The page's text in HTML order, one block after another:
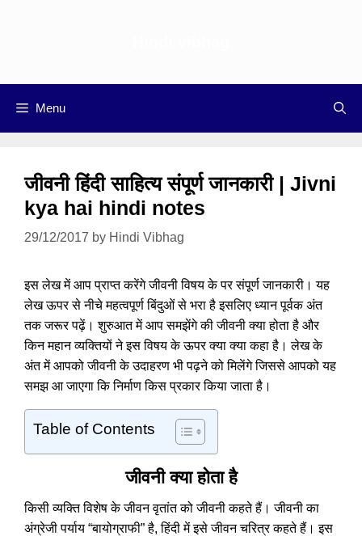
Menu
जीवनी हिंदी साहित्य संपूर्ण जानकारी | Jivni
kya hai hindi notes
29/12/2017 by Hindi Vibhag
इस लेख में आप प्राप्त करेंगे जीवनी विषय के पर संपूर्ण जानकारी। यह
लेख ऊपर से नीचे महत्वपूर्ण बिंदुओं से भरा है इसलिए ध्यान पूर्वक अंत
तक जरूर पढ़ें। शुरुआत में आप समझेंगे की जीवनी क्या होता है और
किन महान व्यक्तियों ने इस विषय के ऊपर क्या क्या कहा है। लेख के
अंत में आपको जीवनी के उदाहरण भी पढ़ने को मिलेंगे जिससे आपको यह
समझ आ जाएगा कि निर्माण किस प्रकार किया जाता है।
Table of Contents
जीवनी क्या होता है
किसी व्यक्ति विशेष के जीवन वृतांत को जीवनी कहते हैं। जीवनी का
अंग्रेजी पर्याय “बायोग्राफी” है, हिंदी में इसे जीवन चरित्र कहते हैं। इस